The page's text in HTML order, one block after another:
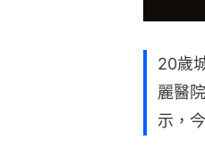
20歲
麗醫
示，